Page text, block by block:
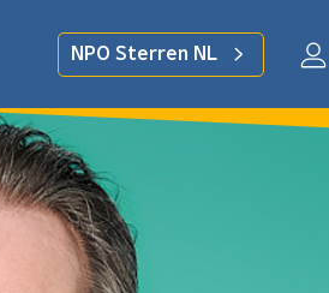
NPO Sterren NL